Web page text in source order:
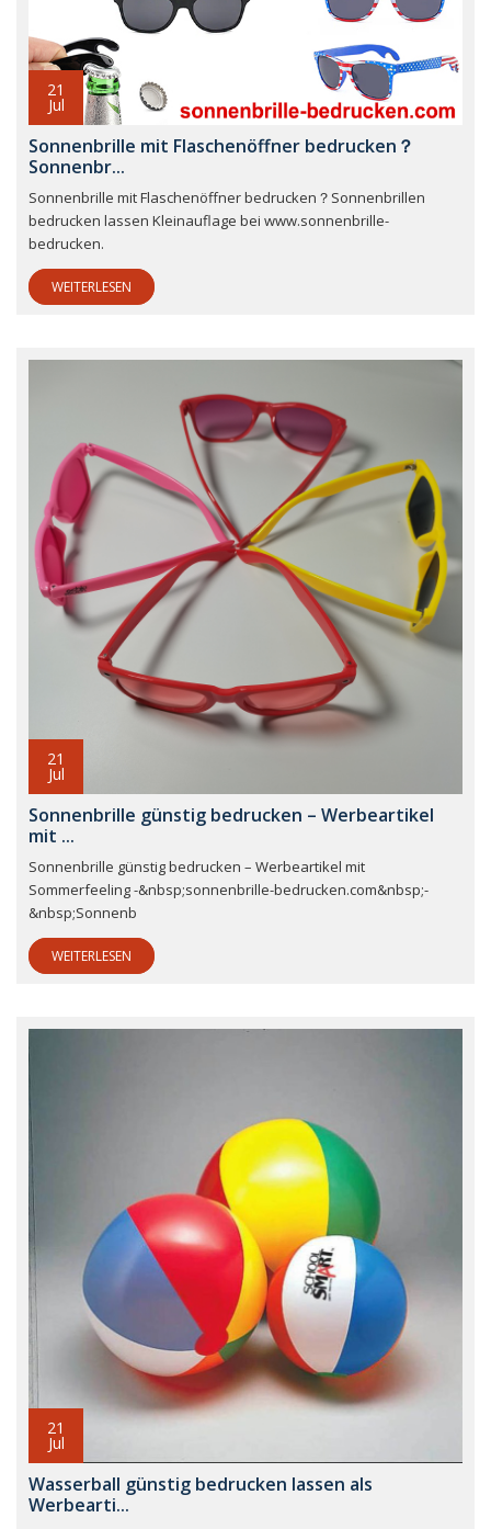
21
Jul
Sonnenbrille mit Flaschenöffner bedrucken？
Sonnenbr...
Sonnenbrille mit Flaschenöffner bedrucken？Sonnenbrillen
bedrucken lassen Kleinauflage bei www.sonnenbrille-
bedrucken.
WEITERLESEN
21
Jul
Sonnenbrille günstig bedrucken – Werbeartikel
mit ...
Sonnenbrille günstig bedrucken – Werbeartikel mit
Sommerfeeling -&nbsp;sonnenbrille-bedrucken.com&nbsp;-
&nbsp;Sonnenb
WEITERLESEN
21
Jul
Wasserball günstig bedrucken lassen als
Werbearti...